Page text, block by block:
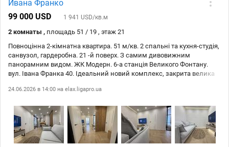
Ивана Франко
99 000 USD
1 941 USD/кв.м
2 комнаты , площадь 51 / 19 , этаж 21
Повноцінна 2-кімнатна квартира. 51 м/кв. 2 спальні та кухня-студія,
санвузол, гардеробна. 21 -й поверх. З самим дивовижним
панорамним видом. ЖК Модерн. 6-а станція Великого Фонтану.
вул. Івана Франка 40. Ідеальний новий комплекс, закрита велика
інфраструктура і всередині комплексу, і в окрузі. Зроблено новий,
комфортне планування. У квартирі абсолютно нічого доробляти не
потрібно. Можна заїжджати і жити вже сьогодні. Укомплектована
всіма необхідними меблями та технікою. Посудомийна машина,
духовка, варильна поверхня, вбудований холодильник — все
24.06.2026 в 14:00 на elax.ligapro.ua